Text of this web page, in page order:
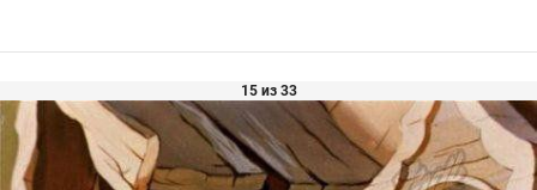
15 из 33